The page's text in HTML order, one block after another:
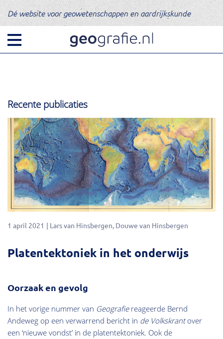
Dé website voor geowetenschappen en aardrijkskunde
Recente publicaties
1 april 2021 Lars van Hinsbergen Douwe van Hinsbergen
Platentektoniek in het onderwijs
Oorzaak en gevolg
In het vorige nummer van Geografiereageerde Bernd
Andeweg op een verwarrend bericht in de Volkskrantover
een ‘nieuwe vondst’ in de platentektoniek. Ook de